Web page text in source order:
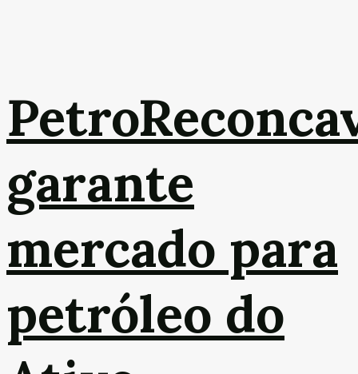
garante
mercado para
petróleo do